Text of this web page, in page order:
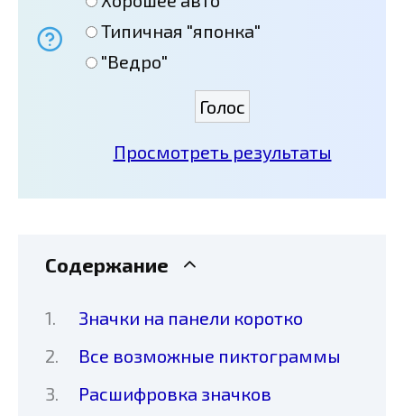
Типичная "японка"
"Ведро"
Просмотреть результаты
Содержание
Значки на панели коротко
Все возможные пиктограммы
Расшифровка значков